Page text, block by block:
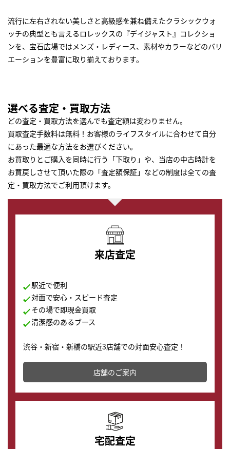
流行に左右されない美しさと高級感を兼ね備えたクラシックウォ
ッチの典型とも言えるロレックスの『デイジャスト』コレクショ
ンを、宝石広場ではメンズ・レディース、素材やカラーなどのバリ
エーションを豊富に取り揃えております。
選べる査定・買取方法
どの査定・買取方法を選んでも査定額は変わりません。
買取査定手数料は無料！お客様のライフスタイルに合わせて自分
にあった最適な方法をお選びください。
お買取りとご購入を同時に行う「下取り」や、当店の中古時計を
お買戻しさせて頂いた際の「査定額保証」などの制度は全ての査
定・買取方法でご利用頂けます。
来店査定
駅近で便利
対面で安心・スピード査定
その場で即現金買取
清潔感のあるブース
渋谷・新宿・新橋の駅近3店舗での対面安心査定！
その場で現金買取致します。渋谷本店では、時計販売の
店舗を併設しており、下取りに出してお得に新しい時計
の購入もできます♪
店舗のご案内
宅配査定